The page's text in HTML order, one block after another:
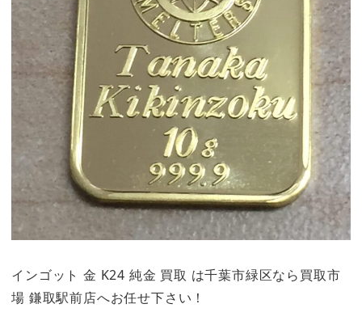
インゴット 金 K24 純金 買取 は千葉市緑区なら買取市
場 鎌取駅前店へお任せ下さい！